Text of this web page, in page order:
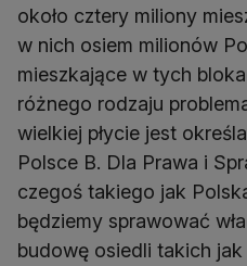
około cztery miliony
w nich osiem milionów
mieszkające w tych
różnego rodzaju
wielkiej płycie jest
Polsce B. Dla Prawa i
czegoś takiego jak
będziemy sprawować
budowę osiedli takich